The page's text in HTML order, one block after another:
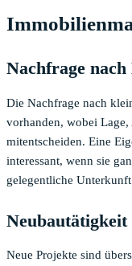
Nachfrage
Die Nachfrage nach
vorhanden, wobei
mitentscheiden. Eine
interessant, wenn sie
gelegentliche
Neue Projekte sind